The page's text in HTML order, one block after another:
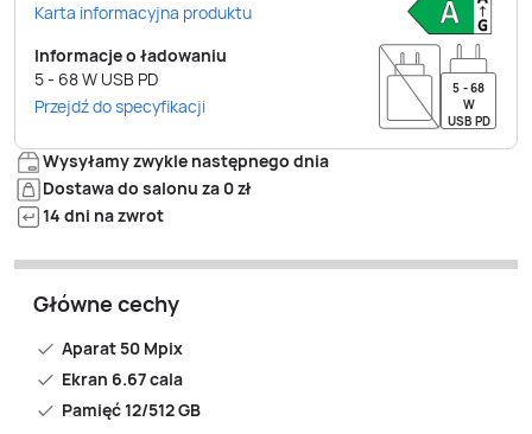
Karta informacyjna produktu
Informacje o ładowaniu
5 - 68W USB PD
Przejdź do specyfikacji
5 - 68
W
USB PD
Wysyłamy zwykle następnego dnia
Dostawa do salonu za 0 zł
14 dni na zwrot
Główne cechy
Aparat 50 Mpix
Ekran 6.67 cala
Pamięć 12/512 GB